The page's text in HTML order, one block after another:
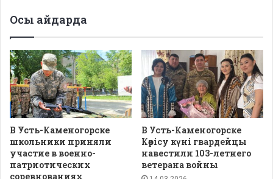
Осы айдарда
В Усть-Каменогорске
школьники приняли
участие в военно-
патриотических
соревнованиях
В Усть-Каменогорске
Көрісу күні гвардейцы
навестили 103-летнего
ветерана войны